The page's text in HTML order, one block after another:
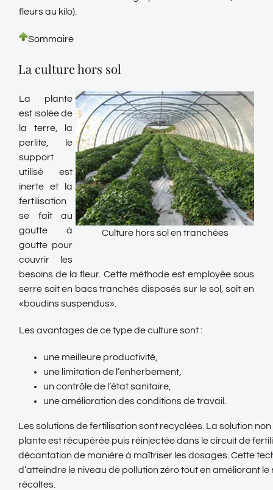
fleurs au kilo).
Sommaire
La culture hors sol
Culture hors sol en tranchées
La plante
est isolée de
la terre, la
perlite, le
support
utilisé est
inerte et la
fertilisation
se fait au
goutte à
goutte pour
couvrir les
besoins de la fleur. Cette méthode est employée sous
serre soit en bacs tranchés disposés sur le sol, soit en
«boudins suspendus».
Les avantages de ce type de culture sont :
une meilleure productivité,
une limitation de l’enherbement,
un contrôle de l’état sanitaire,
une amélioration des conditions de travail.
Les solutions de fertilisation sont recyclées. La solution
plante est récupérée puis réinjectée dans le circuit de
décantation de manière à maîtriser les dosages. Cette
d’atteindre le niveau de pollution zéro tout en améliorant
récoltes.